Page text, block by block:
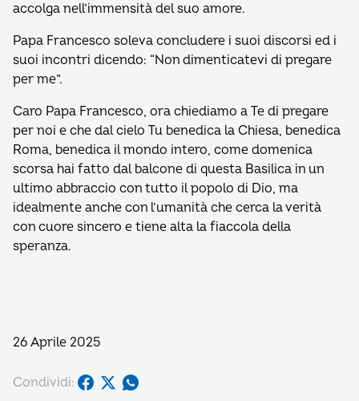
accolga nell’immensità del suo amore.
Papa Francesco soleva concludere i suoi discorsi ed i
suoi incontri dicendo: “Non dimenticatevi di pregare
per me”.
Caro Papa Francesco, ora chiediamo a Te di pregare
per noi e che dal cielo Tu benedica la Chiesa, benedica
Roma, benedica il mondo intero, come domenica
scorsa hai fatto dal balcone di questa Basilica in un
ultimo abbraccio con tutto il popolo di Dio, ma
idealmente anche con l’umanità che cerca la verità
con cuore sincero e tiene alta la fiaccola della
speranza.
26 Aprile 2025
Condividi: